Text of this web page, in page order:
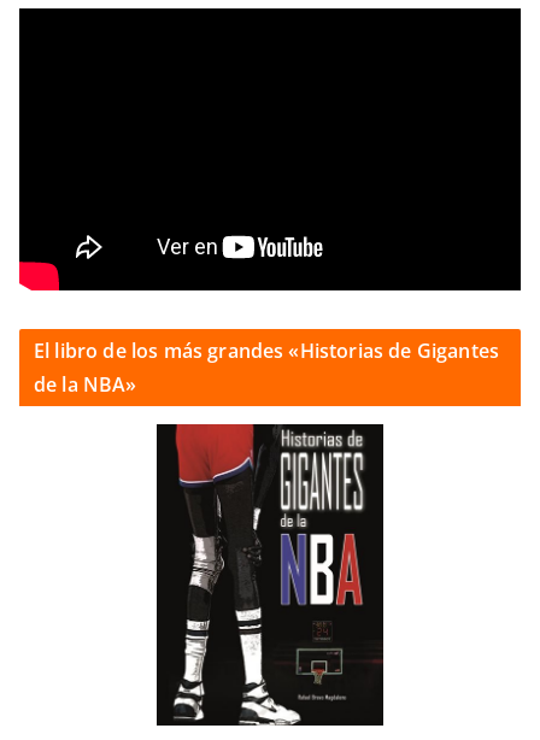
El libro de los más grandes «Historias de Gigantes
de la NBA»